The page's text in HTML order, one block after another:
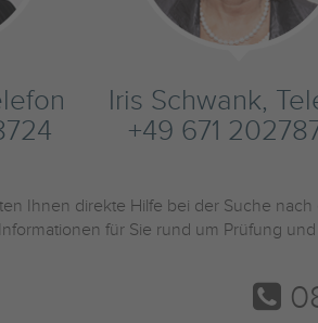
Iris Schwank,
+49 671
Ihnen direkte Hilfe bei der Suche nach
für Sie rund um Prüfung